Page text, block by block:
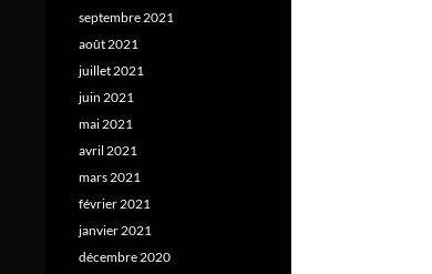
septembre 2021
août 2021
juillet 2021
juin 2021
mai 2021
avril 2021
mars 2021
février 2021
janvier 2021
décembre 2020